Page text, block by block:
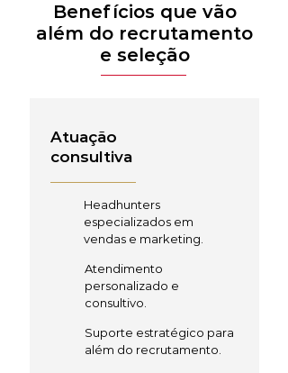
Benefícios que vão
além do recrutamento
e seleção
Atuação
consultiva
Headhunters
especializados em
vendas e marketing.
Atendimento
personalizado e
consultivo.
Suporte estratégico para
além do recrutamento.